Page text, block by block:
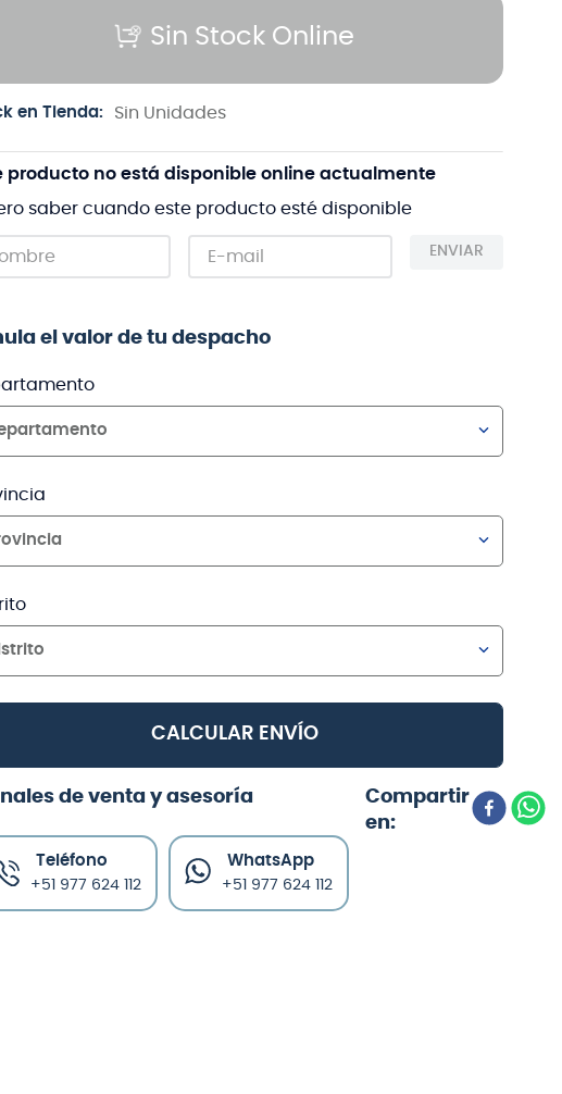
Sin Stock Online
en Tienda: Sin Unidades
producto no está disponible online actualmente
saber cuando este producto esté disponible
ENVIAR
el valor de tu despacho
CALCULAR ENVÍO
de venta y asesoría
Teléfono
+51 977 624 112
WhatsApp
+51 977 624 112